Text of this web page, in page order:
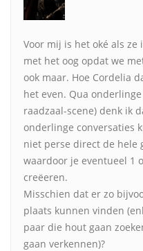
Voor mij is het oké als ze
met het oog opdat we
ook maar. Hoe Cordelia
het even. Qua
raadzaal-scene) denk ik
onderlinge conversaties
niet perse direct de hele
waardoor je eventueel 1
creëeren.
Misschien dat er zo
plaats kunnen vinden
paar die hout gaan
gaan verkennen)?